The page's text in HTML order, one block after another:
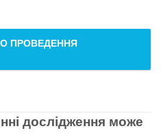
ПРОВЕДЕННЯ
дослідження може